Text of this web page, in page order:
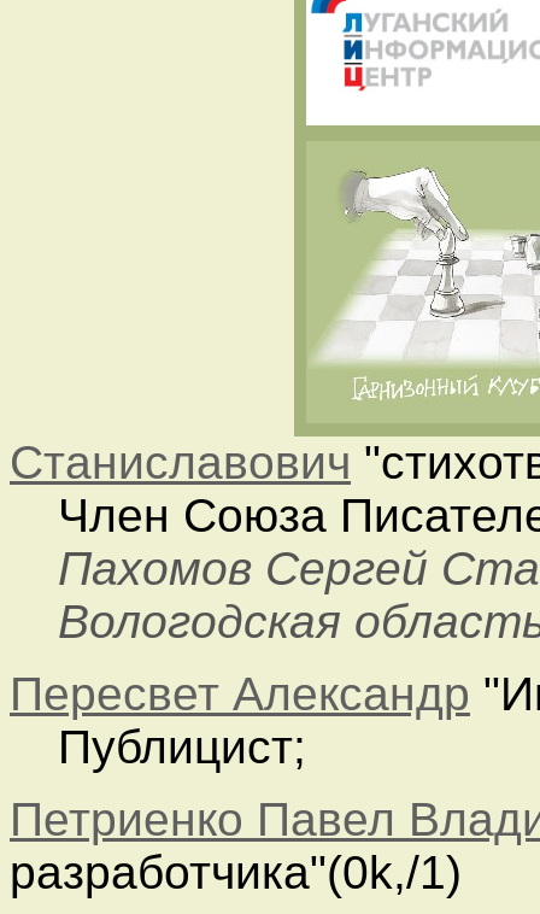
Станиславович
Член Союза
Пахомов Сергей
Вологодская
Пересвет Александр
Публицист;
Петриенко Павел
разработчика"(0k,/1)